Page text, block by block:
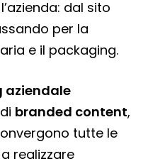
dal sito
per la
e il packaging.
aziendale
branded content,
tutte le
realizzare